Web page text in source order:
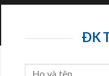
ĐK